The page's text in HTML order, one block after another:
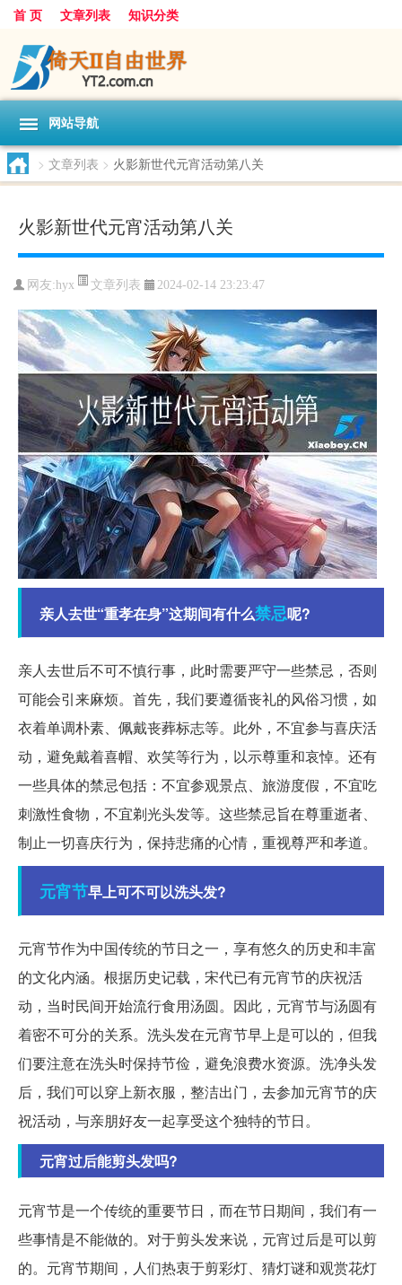
首 页 文章列表 知识分类
网站导航
> 文章列表 > 火影新世代元宵活动第八关
火影新世代元宵活动第八关
网友:hyx 文章列表 2024-02-14 23:23:47
亲人去世“重孝在身”这期间有什么禁忌呢?
亲人去世后不可不慎行事，此时需要严守一些禁忌，否则
可能会引来麻烦。首先，我们要遵循丧礼的风俗习惯，如
衣着单调朴素、佩戴丧葬标志等。此外，不宜参与喜庆活
动，避免戴着喜帽、欢笑等行为，以示尊重和哀悼。还有
一些具体的禁忌包括：不宜参观景点、旅游度假，不宜吃
刺激性食物，不宜剃光头发等。这些禁忌旨在尊重逝者、
制止一切喜庆行为，保持悲痛的心情，重视尊严和孝道。
元宵节早上可不可以洗头发?
元宵节作为中国传统的节日之一，享有悠久的历史和丰富
的文化内涵。根据历史记载，宋代已有元宵节的庆祝活
动，当时民间开始流行食用汤圆。因此，元宵节与汤圆有
着密不可分的关系。洗头发在元宵节早上是可以的，但我
们要注意在洗头时保持节俭，避免浪费水资源。洗净头发
后，我们可以穿上新衣服，整洁出门，去参加元宵节的庆
祝活动，与亲朋好友一起享受这个独特的节日。
元宵过后能剪头发吗?
元宵节是一个传统的重要节日，而在节日期间，我们有一
些事情是不能做的。对于剪头发来说，元宵过后是可以剪
的。元宵节期间，人们热衷于剪彩灯、猜灯谜和观赏花灯